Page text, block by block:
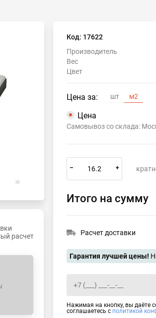
расчет
Код: 17622
Производитель
Вес
Цвет
Цена за: шт м2
Цена
Самовывоз со склада:
– +
Итого на сумму
Расчет доставки
Гарантия лучшей цены!
Нажимая на кнопку, вы даёте
соглашаетесь с политикой